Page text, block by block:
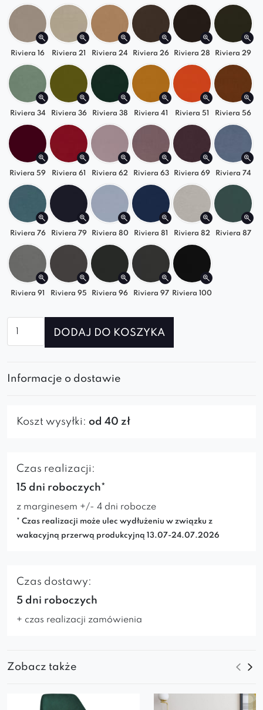
komfort podczas użytkowania.
Fotel umiejscowiony jest na
galwanizowanym metalowym złotym
stelażu , gwarantującym stabilnośćoraz
wytrzymałość
konstrukcji – Caprice z
pewnością posłuży nam więc przez długi
czas.
Riviera 16 Riviera 21 Riviera 24 Riviera 26 Riviera 28 Riviera 29
Riviera 34 Riviera 36 Riviera 38 Riviera 41 Riviera 51 Riviera 56
Riviera 59 Riviera 61 Riviera 62 Riviera 63 Riviera 69 Riviera 74
Riviera 76 Riviera 79 Riviera 80 Riviera 81 Riviera 82 Riviera 87
Riviera 91 Riviera 95 Riviera 96 Riviera 97 Riviera 100
Fotel
black
DODAJ DO KOSZYKA
Informacje o dostawie
Koszt wysyłki: od 40 zł
Czas realizacji:
15 dni roboczych*
z marginesem +/- 4 dni robocze
* Czas realizacji może ulec wydłużeniu w związku z
wakacyjną przerwą produkcyjną 13.07-24.07.2026
Czas dostawy:
5 dni roboczych
+ czas realizacji zamówienia
Zobacz także